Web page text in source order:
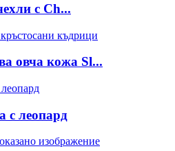
с Ch...
овча кожа Sl...
с леопард